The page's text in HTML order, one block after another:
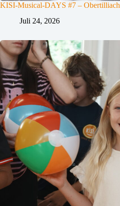
KISI-Musical-DAYS #7 – Obertilliach
Juli 24, 2026